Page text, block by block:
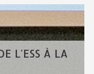
L'ESS À LA